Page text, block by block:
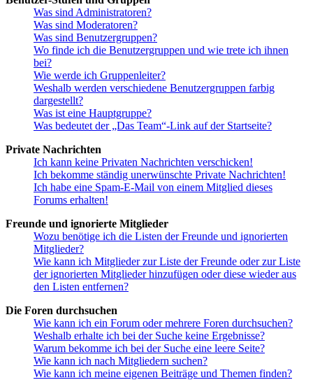
Was sind Administratoren?
Was sind Moderatoren?
Was sind Benutzergruppen?
Wo finde ich die Benutzergruppen und wie trete ich ihnen
bei?
Wie werde ich Gruppenleiter?
Weshalb werden verschiedene Benutzergruppen farbig
dargestellt?
Was ist eine Hauptgruppe?
Was bedeutet der „Das Team“-Link auf der Startseite?
Private Nachrichten
Ich kann keine Privaten Nachrichten verschicken!
Ich bekomme ständig unerwünschte Private Nachrichten!
Ich habe eine Spam-E-Mail von einem Mitglied dieses
Forums erhalten!
Freunde und ignorierte Mitglieder
Wozu benötige ich die Listen der Freunde und ignorierten
Mitglieder?
Wie kann ich Mitglieder zur Liste der Freunde oder zur Liste
der ignorierten Mitglieder hinzufügen oder diese wieder aus
den Listen entfernen?
Die Foren durchsuchen
Wie kann ich ein Forum oder mehrere Foren durchsuchen?
Weshalb erhalte ich bei der Suche keine Ergebnisse?
Warum bekomme ich bei der Suche eine leere Seite?
Wie kann ich nach Mitgliedern suchen?
Wie kann ich meine eigenen Beiträge und Themen finden?